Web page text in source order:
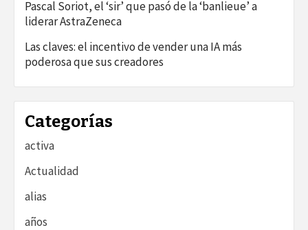
Pascal Soriot, el ‘sir’ que pasó de la ‘banlieue’ a
liderar AstraZeneca
Las claves: el incentivo de vender una IA más
poderosa que sus creadores
Categorías
activa
Actualidad
alias
años